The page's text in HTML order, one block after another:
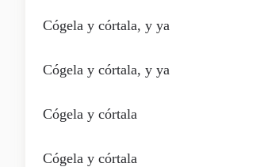
Cógela y córtala, y ya
Cógela y córtala, y ya
Cógela y córtala
Cógela y córtala